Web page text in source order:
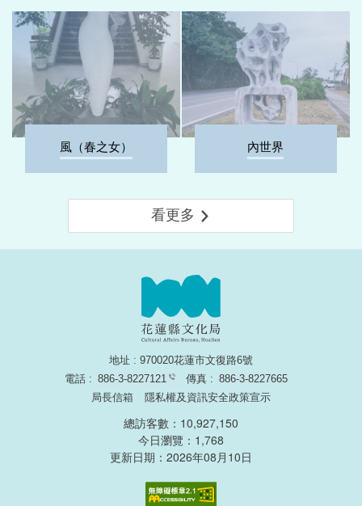
風（春之女） 內世界
看更多
地址 : 970020花蓮市文復路6號
電話 : 886-3-8227121 傳真 : 886-3-8227665
局長信箱
隱私權及資訊安全政策宣示
總訪客數：10,927,150
今日瀏覽：1,768
更新日期：2026年08月10日